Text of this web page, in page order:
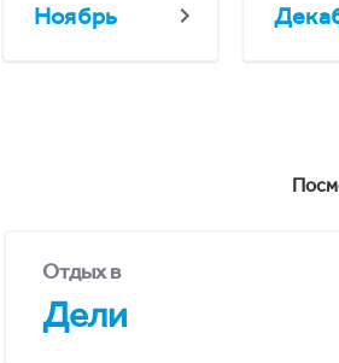
Ноябрь
Отдых в
Дели